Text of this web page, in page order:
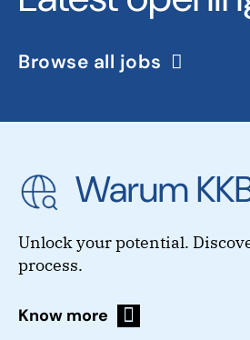
Browse all jobs
Warum
Unlock your potential.
process.
Know more